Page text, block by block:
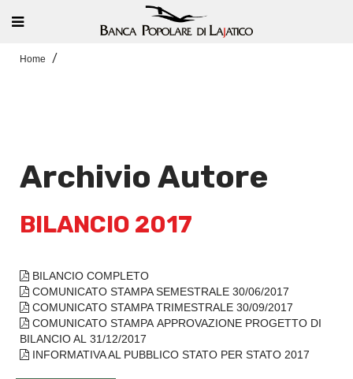
Home
Archivio Autore
BILANCIO 2017
BILANCIO COMPLETO
COMUNICATO STAMPA SEMESTRALE 30/06/2017
COMUNICATO STAMPA TRIMESTRALE 30/09/2017
COMUNICATO STAMPA APPROVAZIONE PROGETTO DI
BILANCIO AL 31/12/2017
INFORMATIVA AL PUBBLICO STATO PER STATO 2017